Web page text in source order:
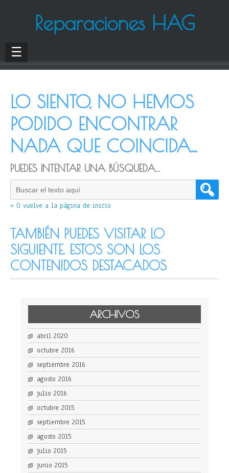
Reparaciones HAG
☰
LO SIENTO, NO HEMOS
PODIDO ENCONTRAR
NADA QUE COINCIDA...
PUEDES INTENTAR UNA BÚSQUEDA...
« O vuelve a la página de inicio
TAMBIÉN PUEDES VISITAR LO
SIGUIENTE. ESTOS SON LOS
CONTENIDOS DESTACADOS
ARCHIVOS
abril 2020
octubre 2016
septiembre 2016
agosto 2016
julio 2016
octubre 2015
septiembre 2015
agosto 2015
julio 2015
junio 2015